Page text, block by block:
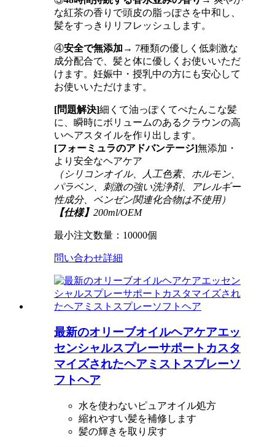
な紅茶の香りで頭皮の脂っぽさを中和し、
髪をすっきりリフレッシュします。
④安全で無添加 → 7種類の優しく低刺激な
成分配合で、髪と体に優しくお使いいただ
けます。妊娠中・授乳中の方にも安心して
お使いいただけます。
[問題解決]細くて油っぽくてぺたんこな髪
に、瞬時にボリュームのあるクラウンの高
いヘアスタイルを作り出します。
[フォーミュラのアドバンテージ]無添加・
より安全なヘアケア
（シリコンオイル、人工色素、ホルモン、
パラベン、刺激の強い洗浄剤、アレルギー
性成分、ベンゼン関連化合物は不使用）
【仕様】 200ml/OEM
最小注文数量：10000個
問い合わせ詳細
最新のオリーブオイルヘアケアエッ
センシャルスプレーサポートカスタ
マイズされたヘアミストスプレーソ
フトヘア
水を使わないピュアオイル処方
縮れやすい髪を補修します
髪の輝きを取り戻す